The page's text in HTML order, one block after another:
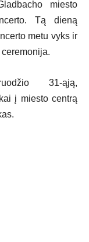
miesto
Tą dieną
metu vyks ir
31-ąją,
į miesto centrą